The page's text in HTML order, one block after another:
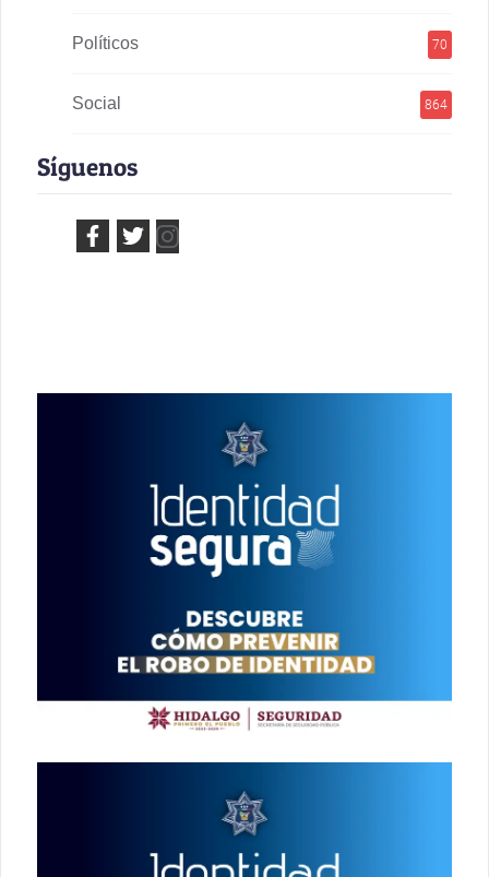
Políticos 70
Social 864
Síguenos